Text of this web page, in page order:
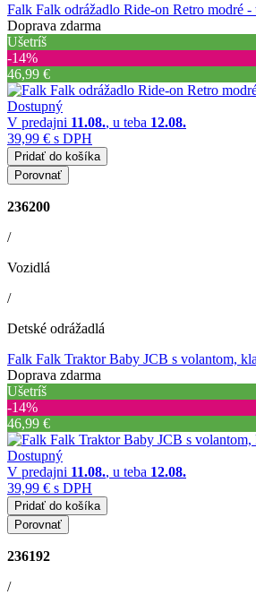
Falk Falk odrážadlo Ride-on Retro modré -
Doprava zdarma
Ušetríš
‐14%
46,99 €
Dostupný
V predajni 11.08., u teba 12.08.
39,99 € s DPH
Pridať do košíka
Porovnať
236200
/
Vozidlá
/
Detské odrážadlá
Falk Falk Traktor Baby JCB s volantom,
Doprava zdarma
Ušetríš
‐14%
46,99 €
Dostupný
V predajni 11.08., u teba 12.08.
39,99 € s DPH
Pridať do košíka
Porovnať
236192
/